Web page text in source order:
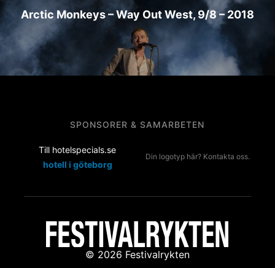
Arctic Monkeys – Way Out West, 9/8 – 2018
SPONSORER & SAMARBETEN
Till hotelspecials.se
hotell i göteborg
Din logotyp här? Kontakta oss.
© 2026 Festivalrykten